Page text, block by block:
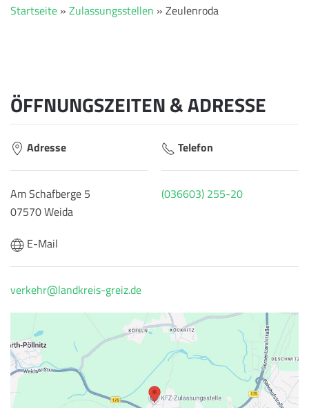
Startseite » Zulassungsstellen » Zeulenroda
ÖFFNUNGSZEITEN & ADRESSE
Adresse
Am Schafberge 5
07570 Weida
Telefon
(036603) 255-20
E-Mail
verkehr@landkreis-greiz.de